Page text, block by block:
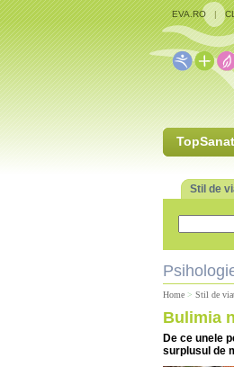
EVA.RO |
Stil de
Home > Stil de
Bulimia
De ce unele
surplusul de